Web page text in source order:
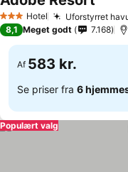
3 StjernerHotel Uforstyrret
8,1 Meget godt 7.168
Af 583 kr.
Se priser fra 6
Populært valg